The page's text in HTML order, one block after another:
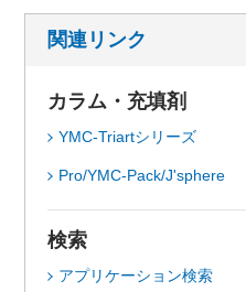
関連リンク
カラム・充填剤
YMC-Triartシリーズ
Pro/YMC-Pack/J'sphere
検索
アプリケーション検索